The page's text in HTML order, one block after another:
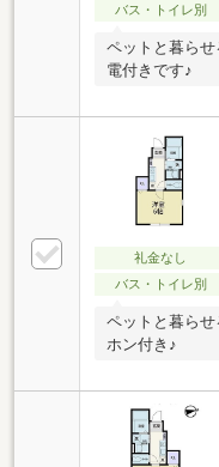
バス・トイレ別
ペットと暮ら
電付きです♪
礼金なし
バス・トイレ別
ペットと暮ら
ホン付き♪